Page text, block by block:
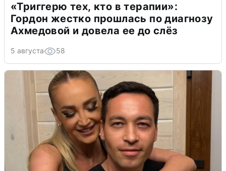
«Триггерю тех, кто в терапии»:
Гордон жестко прошлась по диагнозу
Ахмедовой и довела ее до слёз
5 августа 58